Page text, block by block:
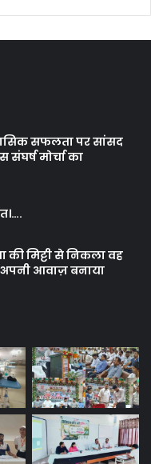
सफलता पर सांसद
मोर्चा का
मिट्टी से निकला वह
अपनी आवाज़ बनाया